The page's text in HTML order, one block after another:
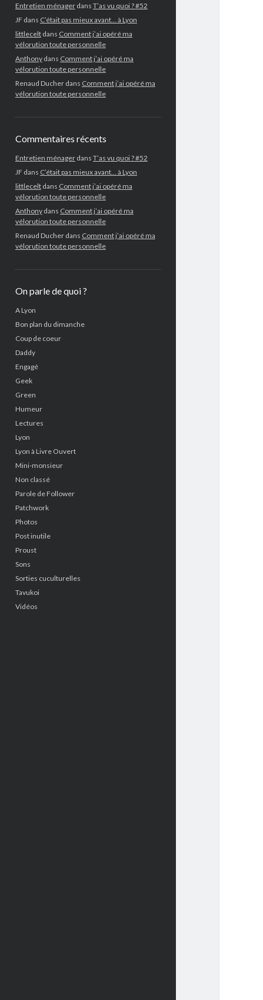
Entretien ménagerdans T’as vu quoi ? #52
JF dans C’était pas mieux avant… à Lyon
littleceltdans Comment j’ai opéré ma
vélorution toute personnelle
Anthonydans Comment j’ai opéré ma
vélorution toute personnelle
Renaud Ducherdans Comment j’ai opéré ma
vélorution toute personnelle
Commentaires récents
Entretien ménagerdans T’as vu quoi ? #52
JF dans C’était pas mieux avant… à Lyon
littleceltdans Comment j’ai opéré ma
vélorution toute personnelle
Anthonydans Comment j’ai opéré ma
vélorution toute personnelle
Renaud Ducherdans Comment j’ai opéré ma
vélorution toute personnelle
On parle de quoi ?
A Lyon
Bon plan du dimanche
Coup de coeur
Daddy
Engagé
Geek
Green
Humeur
Lectures
Lyon
Lyon à Livre Ouvert
Mini-monsieur
Non classé
Parole de Follower
Patchwork
Photos
Post inutile
Proust
Sons
Sorties cuculturelles
Tavukoi
Vidéos